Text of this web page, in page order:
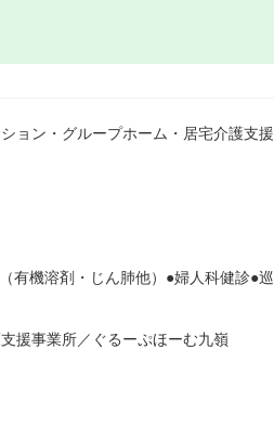
ョン・グループホーム・居宅介護支援
有機溶剤・じん肺他）●婦人科健診●巡
援事業所／ぐるーぷほーむ九嶺